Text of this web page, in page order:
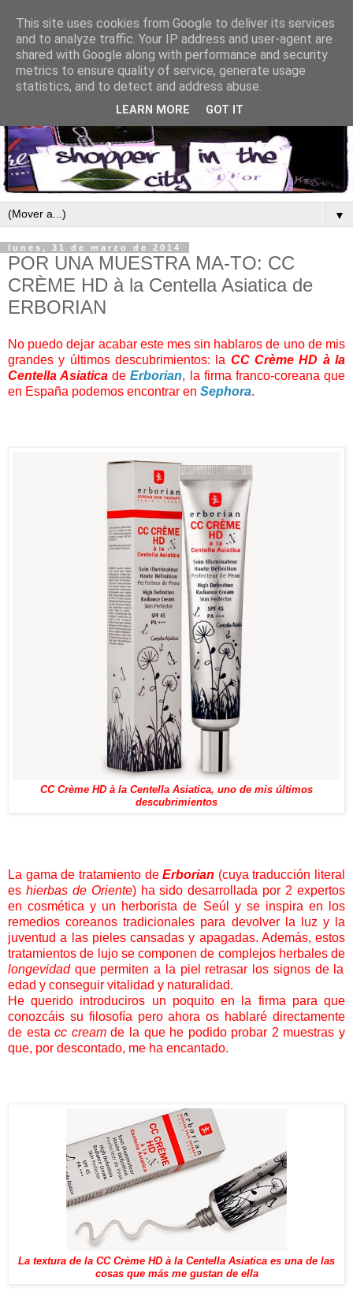
▼
lunes, 31 de marzo de 2014
POR UNA MUESTRA MA-TO: CC
CRÈME HD à la Centella Asiatica de
ERBORIAN
No puedo dejar acabar este mes sin hablaros de uno de mis
grandes y últimos descubrimientos: la CCCrème HD à la
Centella Asiaticade Erborian, la firma franco-coreana que
en España podemos encontrar en Sephora.
CC Crème HD à la Centella Asiatica, uno de mis últimos
descubrimientos
La gama de tratamiento deErborian (cuya traducción literal
es hierbas de Oriente) ha sido desarrollada por 2 expertos
en cosmética y un herborista de Seúl y se inspira en los
remedios coreanos tradicionales para devolver la luz y la
juventud a las pieles cansadas y apagadas. Además, estos
tratamientos de lujo se componen de complejos herbales de
longevidad que permiten a la piel retrasar los signos de la
edad y conseguir vitalidad y naturalidad.
He querido introduciros un poquito en la firma para que
conozcáis su filosofía pero ahora os hablaré directamente
de estacc creamde la que he podido probar 2 muestras y
que, por descontado, me ha encantado.
La textura de la CC Crème HD à la Centella Asiatica es una de las
cosas que más me gustan de ella
This site uses cookies from Google to deliver its services
and to analyze traffic. Your IP address and user-agent are
shared with Google along with performance and security
metrics to ensure quality of service, generate usage
statistics, and to detect and address abuse.
LEARN MORE GOT IT